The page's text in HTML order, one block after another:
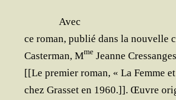
Avec
ce roman, publié dans la nou­velle
Cas­ter­man, Mme Jeanne
[[Le pre­mier roman, « La Femme
chez Gras­set en 1960.]]. Œuvre